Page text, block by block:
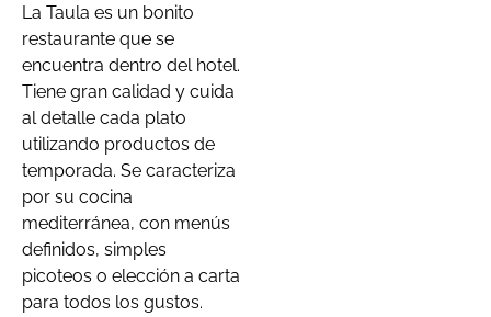
La Taula es un bonito
restaurante que se
encuentra dentro del hotel.
Tiene gran calidad y cuida
al detalle cada plato
utilizando productos de
temporada. Se caracteriza
por su cocina
mediterránea, con menús
definidos, simples
picoteos o elección a carta
para todos los gustos.